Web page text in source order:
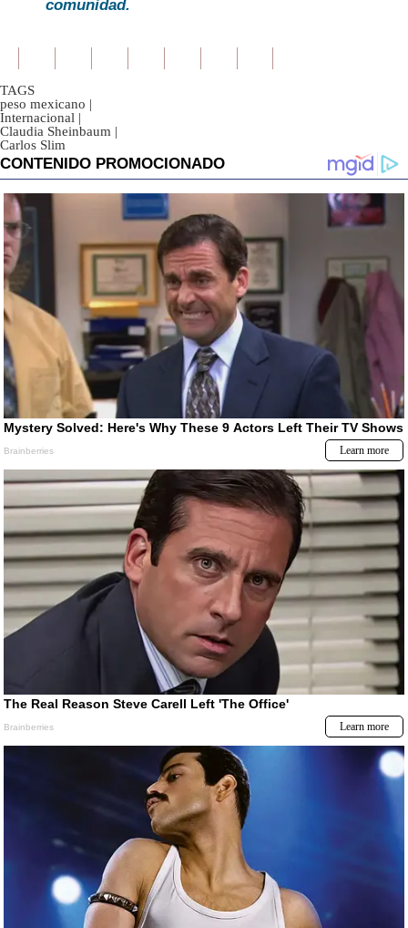
comunidad.
TAGS
peso mexicano |
Internacional |
Claudia Sheinbaum |
Carlos Slim